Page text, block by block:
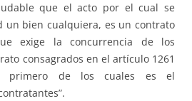
que el acto por el cual se
un bien cualquiera, es un contrato
exige la concurrencia de los
consagrados en el artículo 1261
primero de los cuales es el